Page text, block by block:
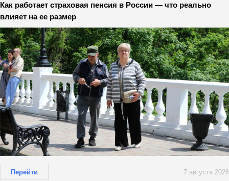
Как работает страховая пенсия в России — что реально
влияет на ее размер
Перейти 7 августа 2026